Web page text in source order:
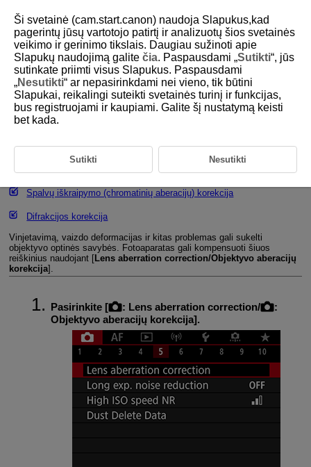
D180-077
Objektyvo aberacijų koregavimas
Periferinio apšvietimo korekcija
Deformacijų korekcija
Spalvų iškraipymo (chromatinių aberacijų) korekcija
Difrakcijos korekcija
Vinjetavimą, vaizdo deformacijas ir kitas problemas gali sukelti
objektyvo optinės savybės. Fotoaparatas gali kompensuoti šiuos
reiškinius naudojant [Lens aberration correction/Objektyvo aberacijų
korekcija].
Pasirinkite [ : Lens aberration correction/
:
Objektyvo aberacijų korekcija].
Ši svetainė (cam.start.canon) naudoja Slapukus,kad
pagerintų jūsų vartotojo patirtį ir analizuotų šios svetainės
veikimo ir gerinimo tikslais. Daugiau sužinoti apie
Slapukų naudojimą galite čia. Paspausdami „Sutikti“, jūs
sutinkate priimti visus Slapukus. Paspausdami
„Nesutikti“ ar nepasirinkdami nei vieno, tik būtini
Slapukai, reikalingi suteikti svetainės turinį ir funkcijas,
bus registruojami ir kaupiami. Galite šį nustatymą keisti
bet kada.
Sutikti Nesutikti